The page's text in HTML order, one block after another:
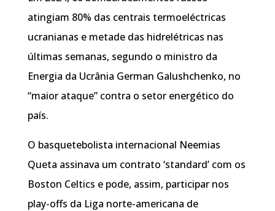
atingiam 80% das centrais termoeléctricas
ucranianas e metade das hidrelétricas nas
últimas semanas, segundo o ministro da
Energia da Ucrânia German Galushchenko, no
“maior ataque” contra o setor energético do
país.
O basquetebolista internacional Neemias
Queta assinava um contrato ‘standard’ com os
Boston Celtics e pode, assim, participar nos
play-offs da Liga norte-americana de